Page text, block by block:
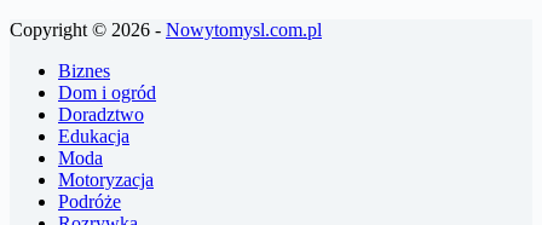
Copyright © 2026 - Nowytomysl.com.pl
Biznes
Dom i ogród
Doradztwo
Edukacja
Moda
Motoryzacja
Podróże